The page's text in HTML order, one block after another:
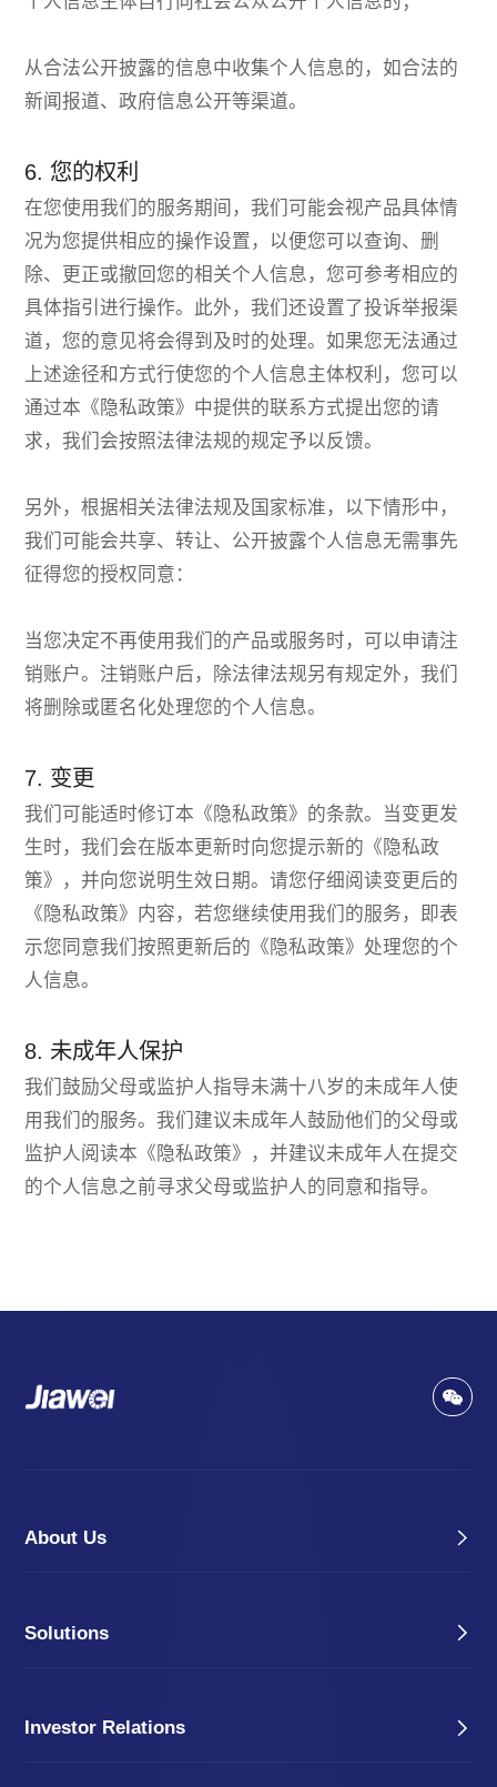
从合法公开披露的信息中收集个人信息的，如合法的
新闻报道、政府信息公开等渠道。
6. 您的权利
在您使用我们的服务期间，我们可能会视产品具体情
况为您提供相应的操作设置，以便您可以查询、删
除、更正或撤回您的相关个人信息，您可参考相应的
具体指引进行操作。此外，我们还设置了投诉举报渠
道，您的意见将会得到及时的处理。如果您无法通过
上述途径和方式行使您的个人信息主体权利，您可以
通过本《隐私政策》中提供的联系方式提出您的请
求，我们会按照法律法规的规定予以反馈。
另外，根据相关法律法规及国家标准，以下情形中，
我们可能会共享、转让、公开披露个人信息无需事先
征得您的授权同意：
当您决定不再使用我们的产品或服务时，可以申请注
销账户。注销账户后，除法律法规另有规定外，我们
将删除或匿名化处理您的个人信息。
7. 变更
我们可能适时修订本《隐私政策》的条款。当变更发
生时，我们会在版本更新时向您提示新的《隐私政
策》，并向您说明生效日期。请您仔细阅读变更后的
《隐私政策》内容，若您继续使用我们的服务，即表
示您同意我们按照更新后的《隐私政策》处理您的个
人信息。
8. 未成年人保护
我们鼓励父母或监护人指导未满十八岁的未成年人使
用我们的服务。我们建议未成年人鼓励他们的父母或
监护人阅读本《隐私政策》，并建议未成年人在提交
的个人信息之前寻求父母或监护人的同意和指导。
About Us
Solutions
Investor Relations